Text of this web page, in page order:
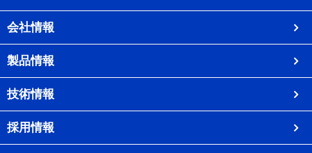
会社情報
製品情報
技術情報
採用情報